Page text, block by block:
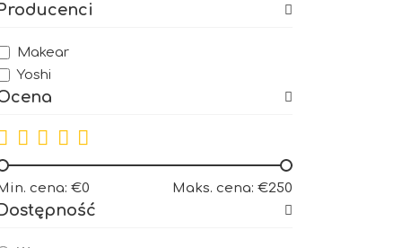
Makear
Yoshi
cena: €0 Maks. cena: €250